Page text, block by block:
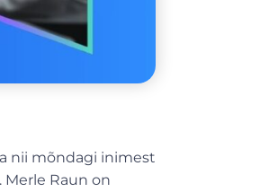
nii mõndagi inimest
Merle Raun on